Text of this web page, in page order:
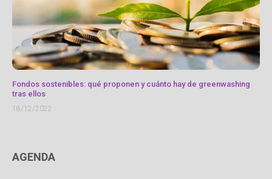
Fondos sostenibles: qué proponen y cuánto hay de greenwashing
tras ellos
18/12/2022
AGENDA